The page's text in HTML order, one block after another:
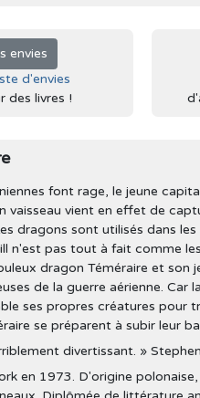
envies
d'envies
des livres !
font rage, le jeune
vaisseau vient en effet de
dragons sont utilisés dans
n'est pas tout à fait comme
dragon Téméraire et son
de la guerre aérienne. Car
ses propres créatures pour
se préparent à subir leur
divertissant. »
en 1973. D'origine